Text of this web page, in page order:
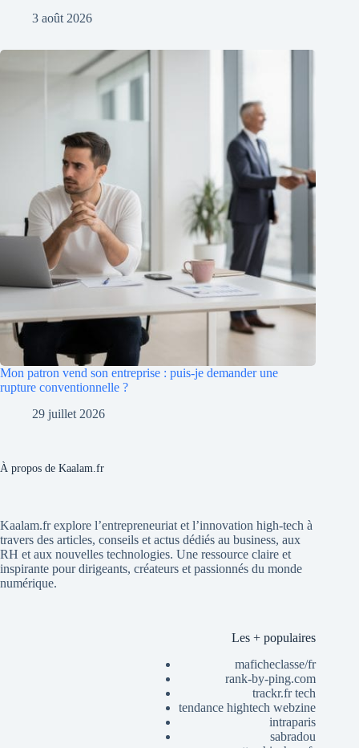
3 août 2026
Mon patron vend son entreprise : puis-je demander une
rupture conventionnelle ?
29 juillet 2026
À propos de Kaalam.fr
Kaalam.fr explore l’entrepreneuriat et l’innovation high-tech à
travers des articles, conseils et actus dédiés au business, aux
RH et aux nouvelles technologies. Une ressource claire et
inspirante pour dirigeants, créateurs et passionnés du monde
numérique.
Les + populaires
maficheclasse/fr
rank-by-ping.com
trackr.fr tech
tendance hightech webzine
intraparis
sabradou